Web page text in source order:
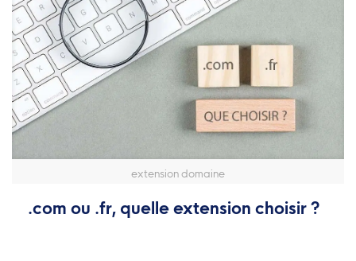
extension domaine
.com ou .fr, quelle extension choisir ?